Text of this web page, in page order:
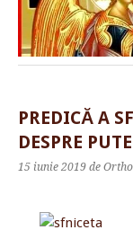
PREDICĂ A
DESPRE
15 iunie 2019 de